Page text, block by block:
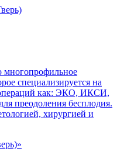
многопрофильное
специализируется на
как: ЭКО, ИКСИ,
преодоления бесплодия.
хирургией и